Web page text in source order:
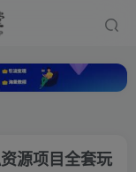
源项目全套玩